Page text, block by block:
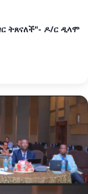
ትጸናለች"- ዶ/ር ዲላሞ